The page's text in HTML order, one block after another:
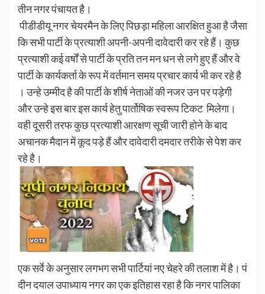
तीन नगर पंचायत है।
पीडीडीयू नगर चेयरमैन के लिए पिछड़ा महिला आरक्षित हुआ है जैसा
कि सभी पार्टी के प्रत्याशी अपनी-अपनी दावेदारी कर रहे हैं। कुछ
प्रत्याशी कई वर्षों से पार्टी के प्रति तन मन धन से लगे हुए हैं और वे
पार्टी के कार्यकर्ता के रूप में वर्तमान समय प्रचार कार्य भी कर रहे है
। उन्हे उम्मीद है की पार्टी के शीर्ष नेताओं की नजर उन पर पड़ेगी
और उन्हे इस बार इस कार्य हेतु पार्तोषिक स्वरूप टिकट मिलेगा।
वही दूसरी तरफ कुछ प्रत्याशी आरक्षण सूची जारी होने के बाद
अचानक मैदान में कूद पड़े हैं और दावेदारी दमदार तरीके से पेश कर
रहे है।
एक सर्वे के अनुसार लगभग सभी पार्टियां नए चेहरे की तलाश में है। पं
दीन दयाल उपाध्याय नगर का एक इतिहास रहा है कि नगर पालिका